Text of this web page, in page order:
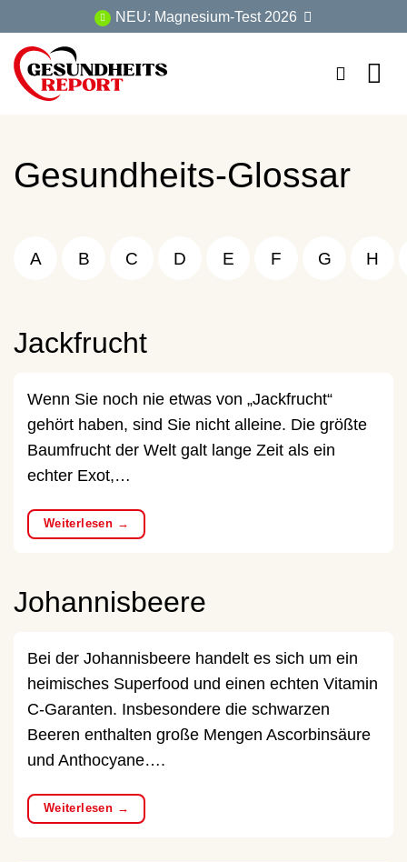
Inhalt
springen
NEU: Magnesium-Test 2026
Gesundheits-Glossar
A B C D E F G H
Jackfrucht
Wenn Sie noch nie etwas von „Jackfrucht“
gehört haben, sind Sie nicht alleine. Die größte
Baumfrucht der Welt galt lange Zeit als ein
echter Exot,…
Weiterlesen →
Johannisbeere
Bei der Johannisbeere handelt es sich um ein
heimisches Superfood und einen echten Vitamin
C-Garanten. Insbesondere die schwarzen
Beeren enthalten große Mengen Ascorbinsäure
und Anthocyane….
Weiterlesen →